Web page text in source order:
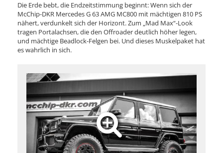
Die Erde bebt, die Endzeitstimmung beginnt: Wenn sich der
McChip-DKR Mercedes G 63 AMG MC800 mit mächtigen 810 PS
nähert, verdunkelt sich der Horizont. Zum „Mad Max“-Look
tragen Portalachsen, die den Offroader deutlich höher legen,
und mächtige Beadlock-Felgen bei. Und dieses Muskelpaket hat
es wahrlich in sich.